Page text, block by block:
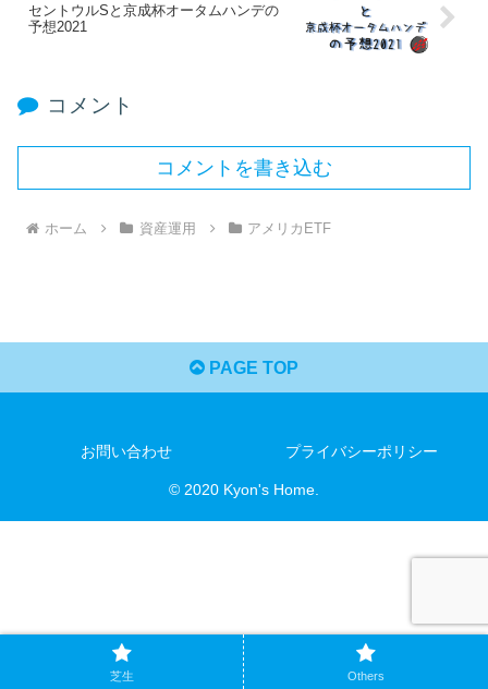
セントウルSと京成杯オータムハンデの
予想2021
コメント
コメントを書き込む
ホーム 資産運用 アメリカETF
PAGE TOP
お問い合わせ プライバシーポリシー
© 2020 Kyon's Home.
芝生 Others